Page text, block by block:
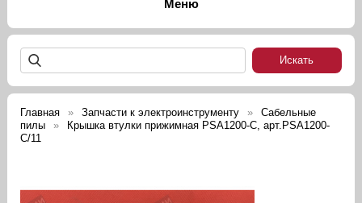
Главная Запчасти к электроинструменту
Сабельные
пилы
Крышка втулки прижимная PSA1200-C, арт.PSA1200-
C/11